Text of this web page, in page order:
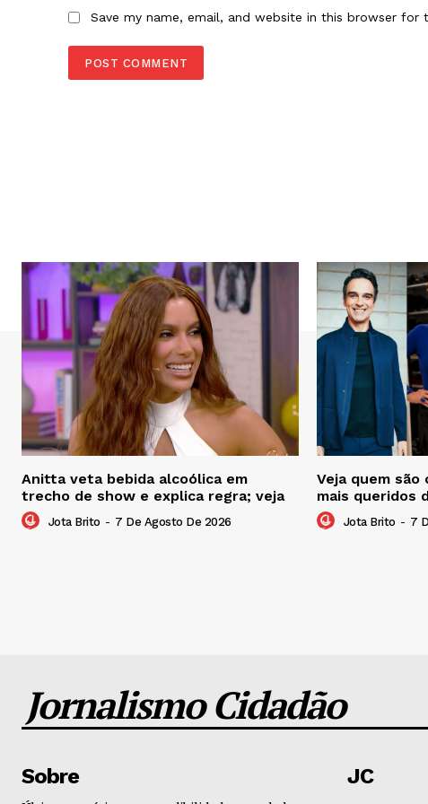
Save my name, email, and website in this browser for
Anitta veta bebida alcoólica em
trecho de show e explica regra; veja
Jota Brito - 7 De Agosto De 2026
Veja quem são
mais queridos
Jota Brito - 7
Jornalismo Cidadão
Sobre JC